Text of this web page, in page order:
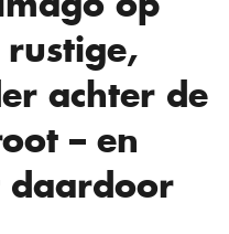
rustige,
achter de
– en
daardoor